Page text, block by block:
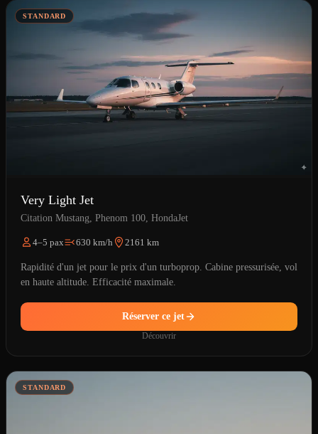
STANDARD
Very Light Jet
Citation Mustang, Phenom 100, HondaJet
4–5 pax 630 km/h 2161 km
Rapidité d'un jet pour le prix d'un turboprop. Cabine pressurisée, vol
en haute altitude. Efficacité maximale.
Réserver ce jet
Découvrir
STANDARD